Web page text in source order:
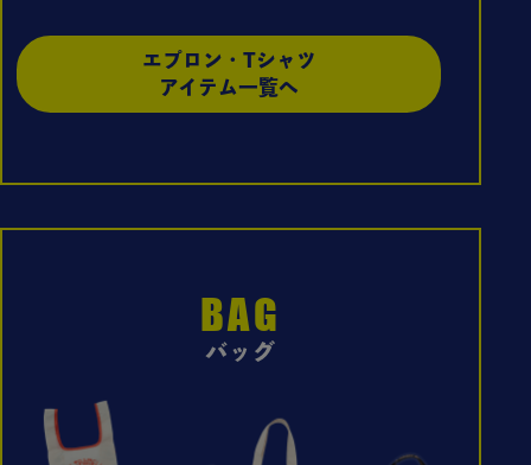
エプロン・Tシャツ
アイテム一覧へ
BAG
バッグ